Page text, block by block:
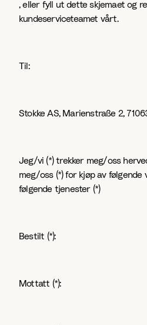
, eller fyll ut dette skjemaet og
kundeserviceteamet vårt.
Til:
Stokke AS, Marienstraße 2,
Jeg/vi (*) trekker meg/oss
meg/oss (*) for kjøp av
følgende tjenester (*)
Bestilt (*):
Mottatt (*):